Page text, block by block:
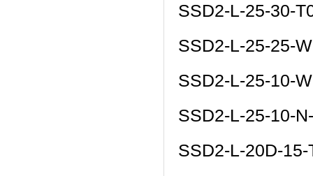
SSD2-L-25-30-
SSD2-L-25-25-
SSD2-L-25-10-
SSD2-L-25-10-
SSD2-L-20D-